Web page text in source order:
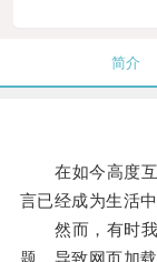
简介
在如今高度互
言已经成为生活
然而，有时我